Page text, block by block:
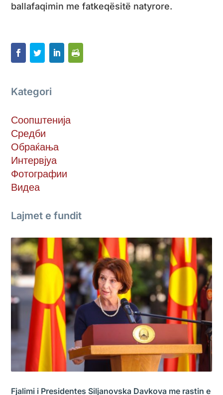
ballafaqimin me fatkeqësitë natyrore.
Kategori
Соопштенија
Средби
Обраќања
Интервјуа
Фотографии
Видеа
Lajmet e fundit
Fjalimi i Presidentes Siljanovska Davkova me rastin e